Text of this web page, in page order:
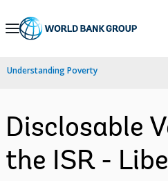
Skip
Navigation
Understanding Poverty
Disclosable
the ISR -